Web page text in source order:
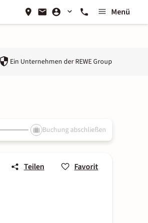
Menü
Ein Unternehmen der REWE Group
Buchung abschließen
Teilen Favorit